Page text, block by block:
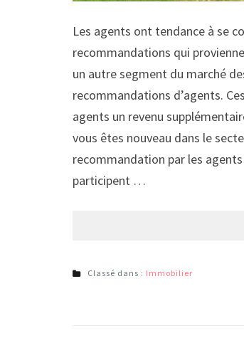
Les agents ont tendance à se
recommandations qui
un autre segment du marché
recommandations d’agents.
agents un revenu
vous êtes nouveau dans le
recommandation par les
participent …
Classé dans : Immobilier